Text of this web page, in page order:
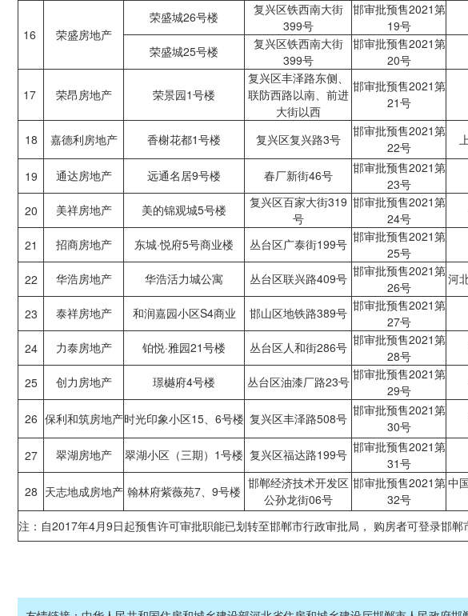
16 荣盛房地产
荣盛城26号楼
复兴区铁西南大街
399号
邯审批预售2021第
19号
荣盛城25号楼
复兴区铁西南大街
399号
邯审批预售2021第
20号
17 荣昂房地产 荣景园1号楼
复兴区丰泽路东侧、
联防西路以南、前进
大街以西
邯审批预售2021第
21号
18 嘉德利房地产 香榭花都1号楼 复兴区复兴路3号
邯审批预售2021第
22号
19 通达房地产 远通名居9号楼 春厂新街46号
邯审批预售2021第
23号
20 美祥房地产 美的锦观城5号楼
复兴区百家大街319
号
邯审批预售2021第
24号
21 招商房地产 东城·悦府5号商业楼 丛台区广泰街199号 邯审批预售2021第
25号
22 华浩房地产 华浩活力城公寓 丛台区联兴路409号 邯审批预售2021第
26号
河
23 泰祥房地产 和润嘉园小区S4商业 邯山区地铁路389号 邯审批预售2021第
27号
24 力泰房地产 铂悦·雅园21号楼 丛台区人和街286号 邯审批预售2021第
28号
25 创力房地产 璟樾府4号楼 丛台区油漆厂路23号 邯审批预售2021第
29号
26 保利和筑房地产时光印象小区15、6号楼 复兴区丰泽路508号
邯审批预售2021第
30号
27 翠湖房地产 翠湖小区（三期）1号楼 复兴区福达路199号 邯审批预售2021第
31号
28 天志地成房地产 翰林府紫薇苑7、9号楼
邯郸经济技术开发区
公孙龙街06号
邯审批预售2021第
32号
中
注：自2017年4月9日起预售许可审批职能已划转至邯郸市行政审批局， 购房者可登录邯郸